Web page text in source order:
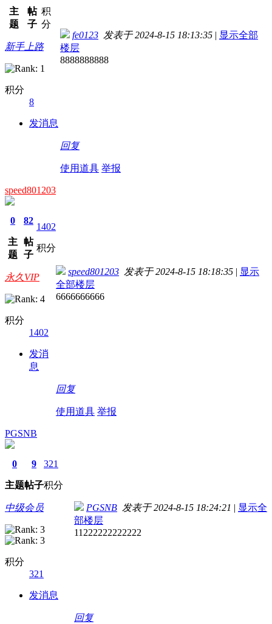
主
题
帖
子
积
分
新手上路
积分
8
发消息
fe0123 发表于 2024-8-15 18:13:35 | 显示全部
楼层
8888888888
回复
使用道具 举报
speed801203
0
主
题
82
帖
子
1402
积分
永久VIP
积分
1402
发消
息
speed801203 发表于 2024-8-15 18:18:35 | 显示
全部楼层
6666666666
回复
使用道具 举报
PGSNB
0
主题
9
帖子
321
积分
中级会员
积分
321
发消息
PGSNB 发表于 2024-8-15 18:24:21 | 显示全
部楼层
11222222222222
回复